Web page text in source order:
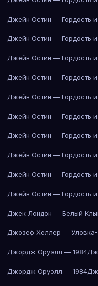
Джейн Остин — Гордость
Джейн Остин — Гордость
Джейн Остин — Гордость
Джейн Остин — Гордость
Джейн Остин — Гордость
Джейн Остин — Гордость
Джейн Остин — Гордость
Джейн Остин — Гордость
Джейн Остин — Гордость
Джейн Остин — Гордость
Джек Лондон — Белый
Джозеф Хеллер — Уловка-
Джордж Оруэлл — 1984
Джордж Оруэлл — 1984